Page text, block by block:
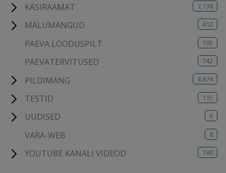
KÄSIRAAMAT 7,138
MÄLUMÄNGUD 412
PÄEVA LOODUSPILT 105
PÄEVATERVITUSED 742
PILDIMÄNG 4,874
TESTID 115
UUDISED 6
VARA-WEB 8
YOUTUBE KANALI VIDEOD 190